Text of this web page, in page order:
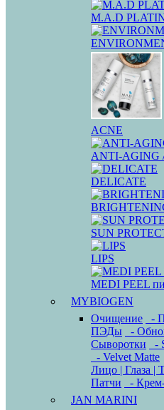
M.A.D
ACNE
ANTI-AGING
DELICATE
SUN
LIPS
MEDI PEEL
MYBIOGEN
Очищение
-
ПЭДы
-
Сыворотки
-
- Velvet Matte
Лицо | Глаза |
Патчи
-
JAN MARINI